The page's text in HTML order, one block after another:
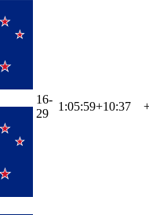
16-
29
1:05:59+10:37